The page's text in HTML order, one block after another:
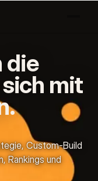
die
mit
Custom-Build
Rankings und